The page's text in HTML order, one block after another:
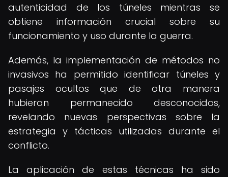
autenticidad de los túneles mientras se
obtiene información crucial sobre su
funcionamiento y uso durante la guerra.
Además, la implementación de métodos no
invasivos ha permitido identificar túneles y
pasajes ocultos que de otra manera
hubieran permanecido desconocidos,
revelando nuevas perspectivas sobre la
estrategia y tácticas utilizadas durante el
conflicto.
La aplicación de estas técnicas ha sido